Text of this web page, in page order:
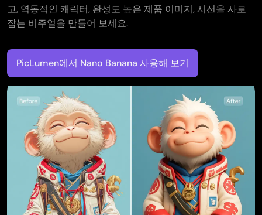
고, 역동적인 캐릭터, 완성도 높은 제품 이미지, 시선을 사로
잡는 비주얼을 만들어 보세요.
PicLumen에서 Nano Banana 사용해 보기